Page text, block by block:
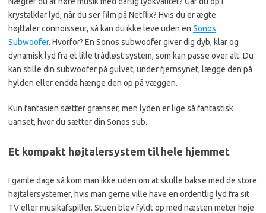
krystalklar lyd, når du ser film på Netflix? Hvis du er ægte
højttaler connoisseur, så kan du ikke leve uden en Sonos
Subwoofer. Hvorfor? En Sonos subwoofer giver dig dyb, klar og
dynamisk lyd fra et lille trådløst system, som kan passe over alt. Du
kan stille din subwoofer på gulvet, under fjernsynet, lægge den på
hylden eller endda hænge den op på væggen.
Kun fantasien sætter grænser, men lyden er lige så fantastisk
uanset, hvor du sætter din Sonos sub.
Et kompakt højtalersystem til hele hjemmet
I gamle dage så kom man ikke uden om at skulle bakse med de store
højtalersystemer, hvis man gerne ville have en ordentlig lyd fra sit
TV eller musikafspiller. Stuen blev fyldt op med næsten meter høje